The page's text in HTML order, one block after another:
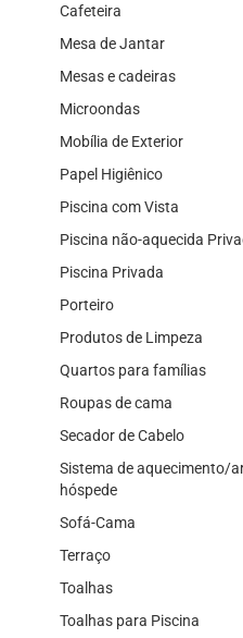
Cafeteira
Mesa de Jantar
Mesas e cadeiras
Microondas
Mobília de Exterior
Papel Higiênico
Piscina com Vista
Piscina não-aquecida
Piscina Privada
Porteiro
Produtos de Limpeza
Quartos para famílias
Roupas de cama
Secador de Cabelo
Sistema de aquecimento/
hóspede
Sofá-Cama
Terraço
Toalhas
Toalhas para Piscina